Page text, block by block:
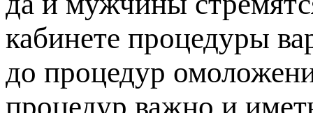
кабинете процедуры
до процедур
процедур важно и